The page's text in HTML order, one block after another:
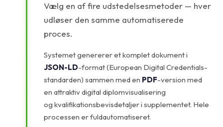
Vælg en af fire udstedelsesmetoder — hver
udløser den samme automatiserede
proces.
Systemet genererer et komplet dokument i
JSON-LD-format (European Digital Credentials-
standarden) sammen med en PDF-version med
en attraktiv digital diplomvisualisering
og kvalifikationsbevisdetaljer i supplementet. Hele
processen er fuldautomatiseret.